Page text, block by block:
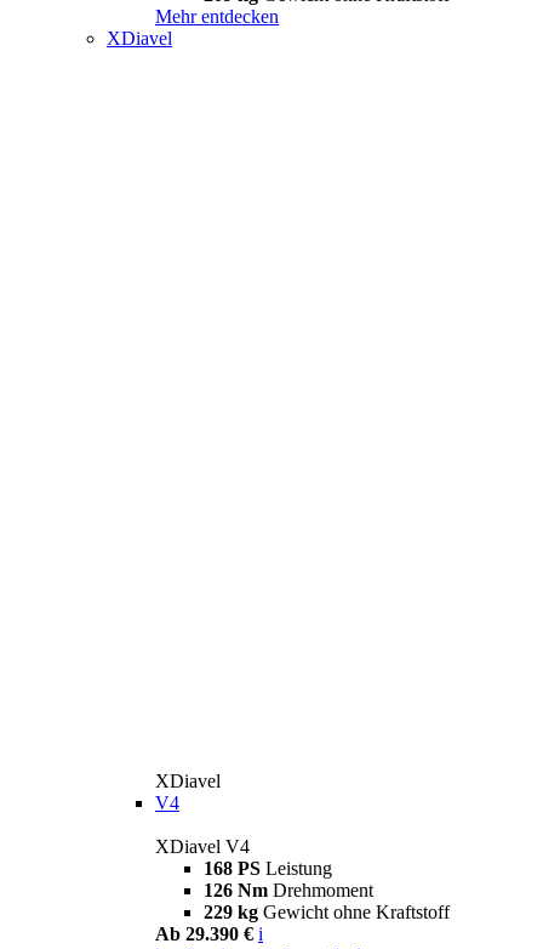
Mehr entdecken
XDiavel
XDiavel
V4
XDiavel V4
168 PS Leistung
126 Nm Drehmoment
229 kg Gewicht ohne Kraftstoff
Ab 29.390 € i